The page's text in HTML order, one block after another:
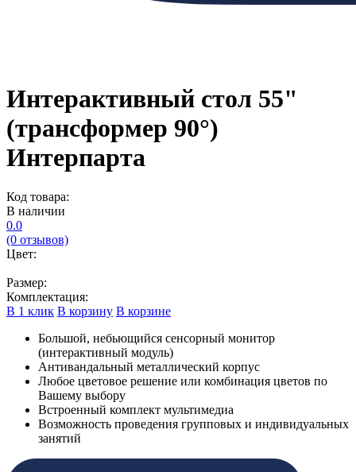
Интерактивный стол 55"
(трансформер 90°)
Интерпарта
Код товара:
В наличии
0.0
(0 отзывов)
Цвет:
Размер:
Комплектация:
В 1 клик В корзину В корзине
Большой, небьющийся сенсорный монитор
(интерактивный модуль)
Антивандальный металлический корпус
Любое цветовое решение или комбинация цветов по
Вашему выбору
Встроенный комплект мультимедиа
Возможность проведения групповых и индивидуальных
занятий